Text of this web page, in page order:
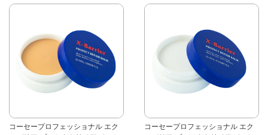
コーセープロフェッショナル エク
コーセープロフェッショナル エク